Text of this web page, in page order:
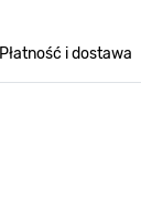
Płatność i dostawa